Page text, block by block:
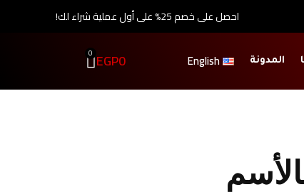
احصل على خصم 25% على أول عملية شراء لك!
المدونة English
EGP0
0